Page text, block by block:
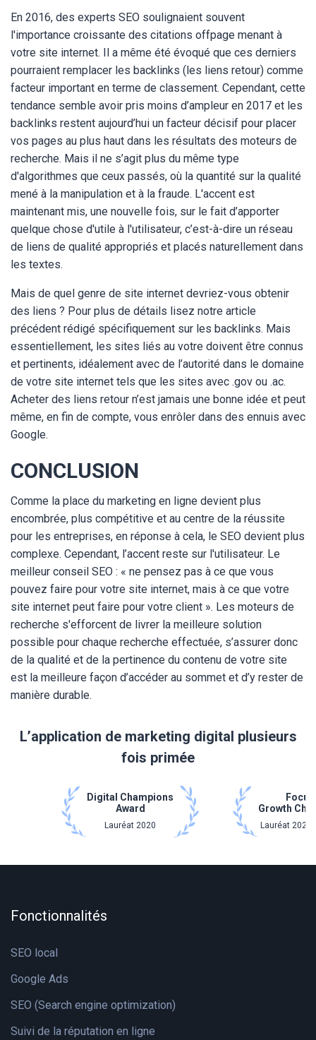
En 2016, des experts SEO soulignaient souvent
l'importance croissante des citations offpage menant à
votre site internet. Il a même été évoqué que ces derniers
pourraient remplacer les backlinks (les liens retour) comme
facteur important en terme de classement. Cependant, cette
tendance semble avoir pris moins d’ampleur en 2017 et les
backlinks restent aujourd’hui un facteur décisif pour placer
vos pages au plus haut dans les résultats des moteurs de
recherche. Mais il ne s’agit plus du même type
d'algorithmes que ceux passés, où la quantité sur la qualité
mené à la manipulation et à la fraude. L'accent est
maintenant mis, une nouvelle fois, sur le fait d’apporter
quelque chose d'utile à l'utilisateur, c’est-à-dire un réseau
de liens de qualité appropriés et placés naturellement dans
les textes.
Mais de quel genre de site internet devriez-vous obtenir
des liens ? Pour plus de détails lisez notre article
précédent rédigé spécifiquement sur les backlinks. Mais
essentiellement, les sites liés au votre doivent être connus
et pertinents, idéalement avec de l’autorité dans le domaine
de votre site internet tels que les sites avec .gov ou .ac.
Acheter des liens retour n’est jamais une bonne idée et peut
même, en fin de compte, vous enrôler dans des ennuis avec
Google.
CONCLUSION
Comme la place du marketing en ligne devient plus
encombrée, plus compétitive et au centre de la réussite
pour les entreprises, en réponse à cela, le SEO devient plus
complexe. Cependant, l’accent reste sur l'utilisateur. Le
meilleur conseil SEO : « ne pensez pas à ce que vous
pouvez faire pour votre site internet, mais à ce que votre
site internet peut faire pour votre client ». Les moteurs de
recherche s'efforcent de livrer la meilleure solution
possible pour chaque recherche effectuée, s’assurer donc
de la qualité et de la pertinence du contenu de votre site
est la meilleure façon d’accéder au sommet et d’y rester de
manière durable.
L’application de marketing digital plusieurs
fois primée
Digital Champions
Award
Lauréat 2020
Focus
Growth
Lauréat 2021
Fonctionnalités
SEO local
Google Ads
SEO (Search engine optimization)
Suivi de la réputation en ligne